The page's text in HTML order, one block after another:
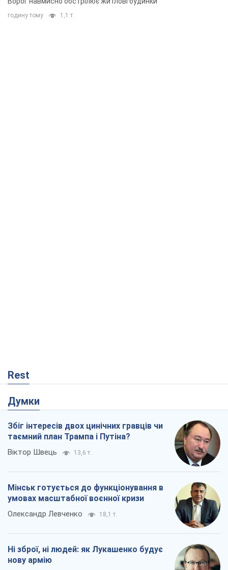
годину тому 1,1 т.
Rest
Думки
Збіг інтересів двох цинічних гравців чи
таємний план Трампа і Путіна?
Віктор Швець 13,6 т.
Мінськ готується до функціонування в
умовах масштабної воєнної кризи
Олександр Левченко 18,1 т.
Ні зброї, ні людей: як Лукашенко будує
нову армію